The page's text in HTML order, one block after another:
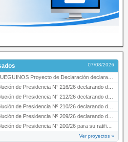
07/08/2026
de Declaración declarando de interés provincial PRESIDENCI…
N° 216/26 declarando de interés provincial la labor …
N° 212/26 declarando de interés provincial el “50° A…
Nº 210/26 declarando de interés provincial el proyec…
Nº 209/26 declarando de interés provincial la presen…
de Presidencia N° 200/26 para su ratificación.
Ver proyectos »